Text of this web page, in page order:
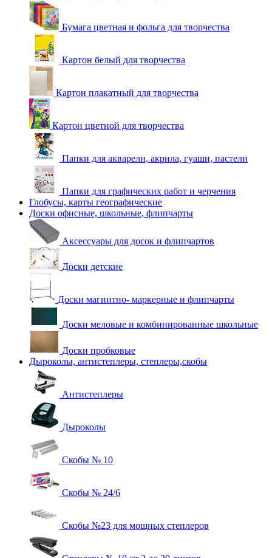
Бумага цветная и фольга для творчества
Картон белый для творчества
Картон плакатный для творчества
Картон цветной для творчества
Папки для акварели, акрила, гуаши, пастели
Папки для графических работ и черчения
Глобусы, карты географические
Доски офисные, школьные, флипчарты
Аксессуары для досок и флипчартов
Доски детские
Доски магнитно- маркерные и флипчарты
Доски меловые и комбинированные школьные
Доски пробковые
Дыроколы, антистеплеры, степлеры,скобы
Антистеплеры
Дыроколы
Скобы № 10
Скобы № 24/6
Скобы №23 для мощных степлеров